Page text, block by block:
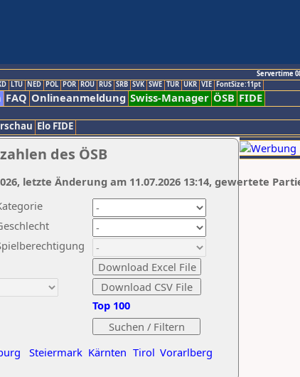
Servertime
LTU NED POL POR ROU RUS SRB SVK SWE TUR UKR VIE FontSize:11pt
FAQ Onlineanmeldung Swiss-Manager ÖSB FIDE
Elo FIDE
des ÖSB
Steiermark Kärnten Tirol Vorarlberg
Top 100
letzte Änderung am 11.07.2026 13:14, gewertete